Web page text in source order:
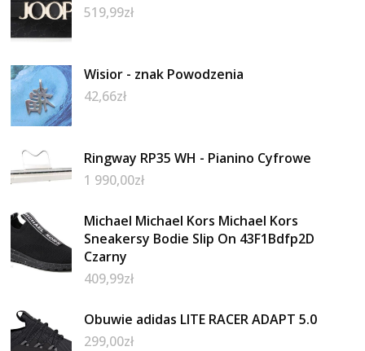
519,99zł
Wisior - znak Powodzenia
42,66zł
Ringway RP35 WH - Pianino Cyfrowe
1 990,00zł
Michael Michael Kors Michael Kors
Sneakersy Bodie Slip On 43F1Bdfp2D
Czarny
409,99zł
Obuwie adidas LITE RACER ADAPT 5.0
299,00zł